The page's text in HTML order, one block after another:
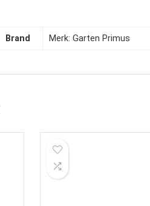
Brand Merk: Garten Primus